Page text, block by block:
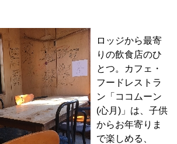
ロッジから最寄
りの飲食店のひ
とつ。カフェ・
フードレストラ
ン「ココムーン
(心月)」は、子供
からお年寄りま
で楽しめる、